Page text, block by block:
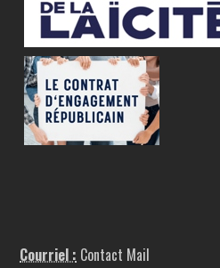
Courriel : Contact Mail